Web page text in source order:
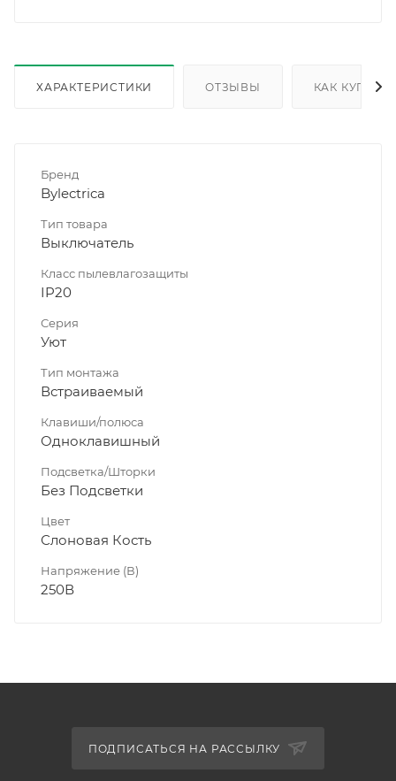
ХАРАКТЕРИСТИКИ ОТЗЫВЫ КАК КУПИТЬ
Бренд
Bylectrica
Тип товара
Выключатель
Класс пылевлагозащиты
IP20
Серия
Уют
Тип монтажа
Встраиваемый
Клавиши/полюса
Одноклавишный
Подсветка/Шторки
Без Подсветки
Цвет
Слоновая Кость
Напряжение (В)
250В
ПОДПИСАТЬСЯ НА РАССЫЛКУ